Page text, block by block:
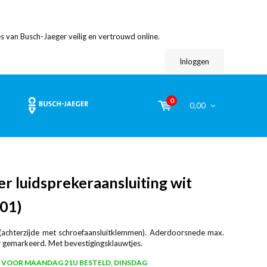
van Busch-Jaeger veilig en vertrouwd online.
Inloggen
0
0,00
luidsprekeraansluiting wit
met schroefaansluitklemmen). Aderdoorsnede max.
Met bevestigingsklauwtjes.
VOOR MAANDAG 21U BESTELD, DINSDAG